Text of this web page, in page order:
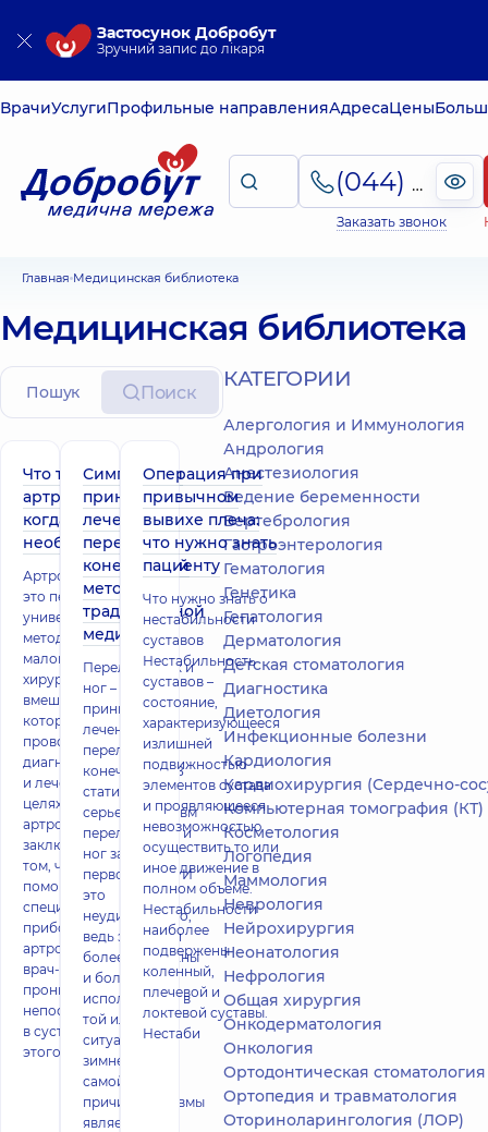
Застосунок Добробут
Зручний запис до лікаря
ВрачиУслугиПрофильные направленияАдресаЦены
(044) 495-2-888
Заказать звонок
Главная Медицинская библиотека
Медицинская библиотека
Поиск
Что такое
артроскопия и
когда она
необходима
Артроскопия -
это передовой
универсальный
метод и
малоинвазивное
хирургическое
вмешательство,
которое
проводится в
диагностических
и лечебных
целях. Суть
артроскопии
заключается в
том, что с
помощью
специального
прибора -
артроскопа,
врач-ортопед
проникает
непосредственно
в сустав. Для
этого на коже
Симптомы и
принципы
лечения
переломов
конечностей
методами
традиционной
медицины
Переломы рук и
ног – общие
принципы
лечения
переломов
конечностей В
статистике
серьезных травм
переломы рук и
ног занимают
первое место. И
это
неудивительно,
ведь эти части
более подвижны
и больше
используются в
той или иной
ситуации. В
зимнее время
самой частой
причиной травмы
является
Операция при
привычном
вывихе плеча:
что нужно знать
пациенту
Что нужно знать о
нестабильности
суставов
Нестабильность
суставов –
состояние,
характеризующееся
излишней
подвижностью
элементов сустава
и проявляющееся
невозможностью
осуществить то или
иное движение в
полном объеме.
Нестабильности
наиболее
подвержены
коленный,
плечевой и
локтевой суставы.
Нестаби
КАТЕГОРИИ
Алергология и Иммунология
Андрология
Анестезиология
Ведение беременности
Вертебрология
Гастроэнтерология
Гематология
Генетика
Гепатология
Дерматология
Детская стоматология
Диагностика
Диетология
Инфекционные болезни
Кардиология
Кардиохирургия (Сердечно-сосудистая
Компьютерная томография (КТ)
Косметология
Логопедия
Маммология
Неврология
Нейрохирургия
Неонатология
Нефрология
Общая хирургия
Онкодерматология
Онкология
Ортодонтическая стоматология
Ортопедия и травматология
Оториноларингология (ЛОР)